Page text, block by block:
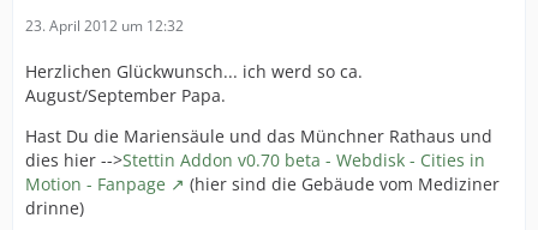
23. April 2012 um 12:32
Herzlichen Glückwunsch... ich werd so ca.
August/September Papa.
Hast Du die Mariensäule und das Münchner Rathaus und
dies hier -->Stettin Addon v0.70 beta - Webdisk - Cities in
Motion - Fanpage
(hier sind die Gebäude vom Mediziner
drinne)